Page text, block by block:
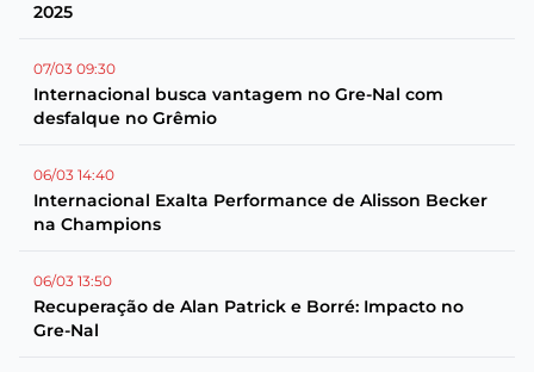
2025
07/03 09:30
Internacional busca vantagem no Gre-Nal com
desfalque no Grêmio
06/03 14:40
Internacional Exalta Performance de Alisson Becker
na Champions
06/03 13:50
Recuperação de Alan Patrick e Borré: Impacto no
Gre-Nal